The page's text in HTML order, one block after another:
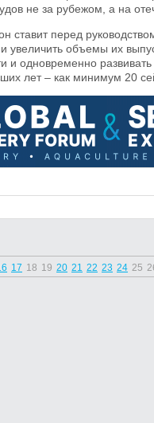
не за рубежом, а на
ставит перед
увеличить объемы их
и одновременно развивать
лет – как минимум 20
17 18 19 20 21 22 23 24 25